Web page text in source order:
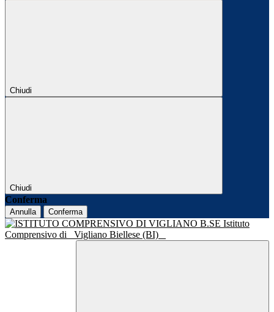
Chiudi
Chiudi
Conferma
Annulla Conferma
Istituto
Comprensivo di
Vigliano Biellese (BI)